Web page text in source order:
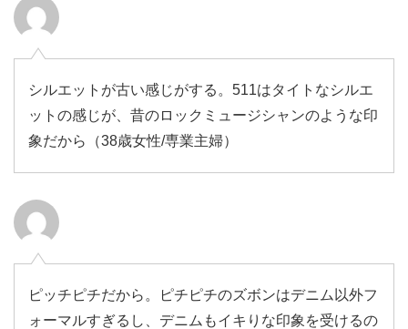
シルエットが古い感じがする。511はタイトなシルエ
ットの感じが、昔のロックミュージシャンのような印
象だから（38歳女性/専業主婦）
ピッチピチだから。ピチピチのズボンはデニム以外フ
ォーマルすぎるし、デニムもイキりな印象を受けるの